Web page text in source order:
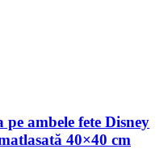
ambele fete Disney
40×40 cm